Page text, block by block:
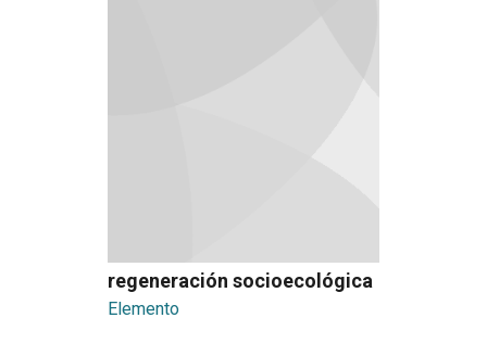
regeneración socioecológica
Elemento